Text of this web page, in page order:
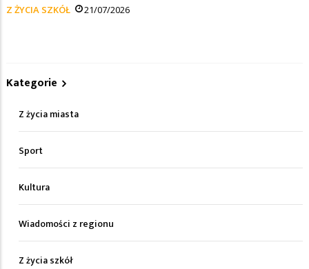
Z ŻYCIA SZKÓŁ 21/07/2026
Kategorie
Z życia miasta
Sport
Kultura
Wiadomości z regionu
Z życia szkół